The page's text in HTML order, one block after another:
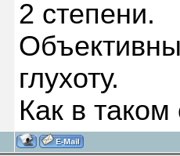
2 степени.
глухоту.
Как в